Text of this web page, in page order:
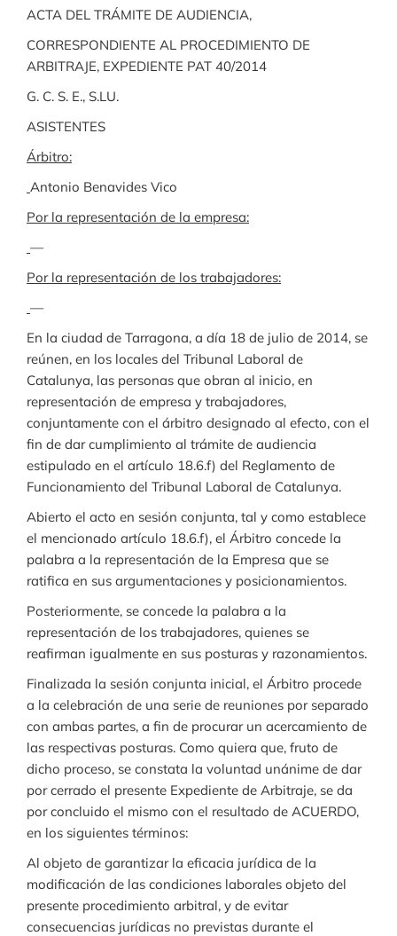
ACTA DEL TRÁMITE DE AUDIENCIA,
CORRESPONDIENTE AL PROCEDIMIENTO DE
ARBITRAJE, EXPEDIENTE PAT 40/2014
G. C. S. E., S.LU.
ASISTENTES
Árbitro:
Antonio Benavides Vico
Por la representación de la empresa:
—
Por la representación de los trabajadores:
—
En la ciudad de Tarragona, a día 18 de julio de 2014, se
reúnen, en los locales del Tribunal Laboral de
Catalunya, las personas que obran al inicio, en
representación de empresa y trabajadores,
conjuntamente con el árbitro designado al efecto, con el
fin de dar cumplimiento al trámite de audiencia
estipulado en el artículo 18.6.f) del Reglamento de
Funcionamiento del Tribunal Laboral de Catalunya.
Abierto el acto en sesión conjunta, tal y como establece
el mencionado artículo 18.6.f), el Árbitro concede la
palabra a la representación de la Empresa que se
ratifica en sus argumentaciones y posicionamientos.
Posteriormente, se concede la palabra a la
representación de los trabajadores, quienes se
reafirman igualmente en sus posturas y razonamientos.
Finalizada la sesión conjunta inicial, el Árbitro procede
a la celebración de una serie de reuniones por separado
con ambas partes, a fin de procurar un acercamiento de
las respectivas posturas. Como quiera que, fruto de
dicho proceso, se constata la voluntad unánime de dar
por cerrado el presente Expediente de Arbitraje, se da
por concluido el mismo con el resultado de ACUERDO,
en los siguientes términos:
Al objeto de garantizar la eficacia jurídica de la
modificación de las condiciones laborales objeto del
presente procedimiento arbitral, y de evitar
consecuencias jurídicas no previstas durante el